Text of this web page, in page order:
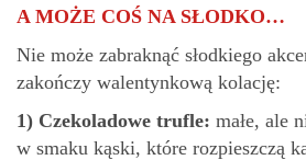
A MOŻE COŚ NA SŁODKO…
Nie może zabraknąć słodkiego
zakończy walentynkową kolację:
1) Czekoladowe trufle: małe, ale
w smaku kąski, które rozpieszczą